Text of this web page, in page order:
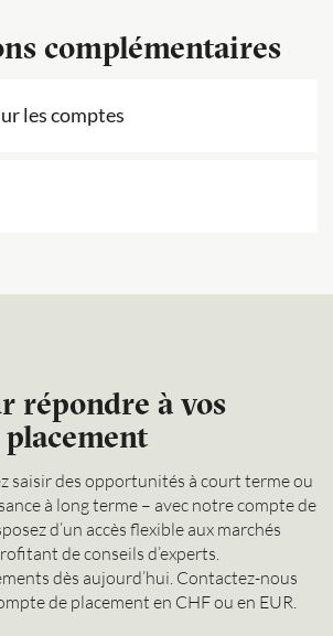
complémentaires
les comptes
répondre à vos
saisir des opportunités à court terme ou
à long terme – avec notre compte de
d’un accès flexible aux marchés
de conseils d’experts.
dès aujourd’hui. Contactez-nous
de placement en CHF ou en EUR.